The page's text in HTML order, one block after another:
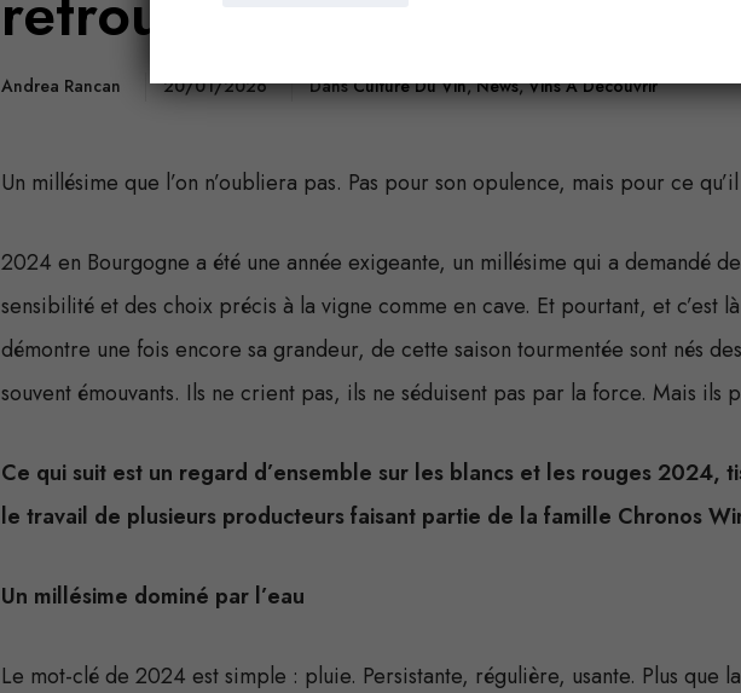
Andrea Rancan 20/01/2026 DansCulture Du Vin,News,Vins À Découvrir
Un millésime que l’on n’oubliera pas. Pas pour son opulence, mais pour ce
2024 en Bourgogne a été une année exigeante, un millésime qui a demandé
sensibilité et des choix précis à la vigne comme en cave. Et pourtant, et c’est
démontre une fois encore sa grandeur, de cette saison tourmentée sont nés
souvent émouvants. Ils ne crient pas, ils ne séduisent pas par la force. Mais ils
Ce qui suit est un regard d’ensemble sur les blancs et les rouges 2024,
le travail de plusieurs producteurs faisant partie de la famille Chronos
Un millésime dominé par l’eau
Le mot-clé de 2024 est simple : pluie. Persistante, régulière, usante. Plus que